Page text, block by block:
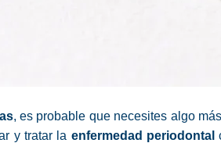
, es probable que necesites algo
y tratar la enfermedad periodontal